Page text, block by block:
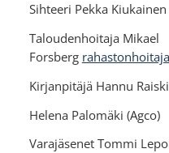
Sihteeri Pekka Kiukainen
Taloudenhoitaja Mikael
Forsberg
Kirjanpitäjä Hannu
Helena Palomäki (Agco)
Varajäsenet Tommi